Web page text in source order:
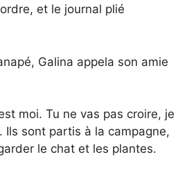
et le journal plié
Galina appela son amie
moi. Tu ne vas pas croire, je
Ils sont partis à la campagne,
le chat et les plantes.